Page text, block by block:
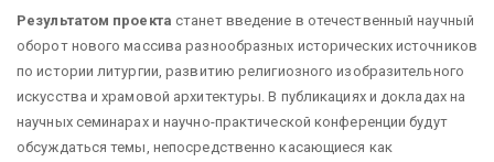
Результатом проекта станет введение в отечественный научный
оборот нового массива разнообразных исторических источников
по истории литургии, развитию религиозного изобразительного
искусства и храмовой архитектуры. В публикациях и докладах на
научных семинарах и научно-практической конференции будут
обсуждаться темы, непосредственно касающиеся как